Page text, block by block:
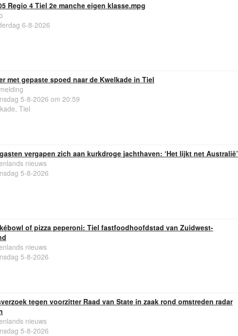
Regio 4 Tiel 2e manche eigen klasse.mpg
6-8-2026
met gepaste spoed naar de Kwelkade in Tiel
5-8-2026 om 20:59
Tiel
vergapen zich aan kurkdroge jachthaven: ‘Het lijkt net Australië’
nieuws
5-8-2026
of pizza peperoni: Tiel fastfoodhoofdstad van Zuidwest-
nieuws
5-8-2026
tegen voorzitter Raad van State in zaak rond omstreden radar
nieuws
5-8-2026